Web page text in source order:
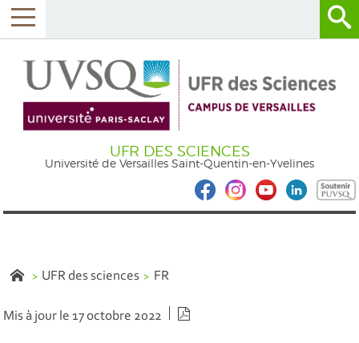
UFR DES SCIENCES
Université de Versailles Saint-Quentin-en-Yvelines
UFR des sciences FR
Mis à jour le 17 octobre 2022